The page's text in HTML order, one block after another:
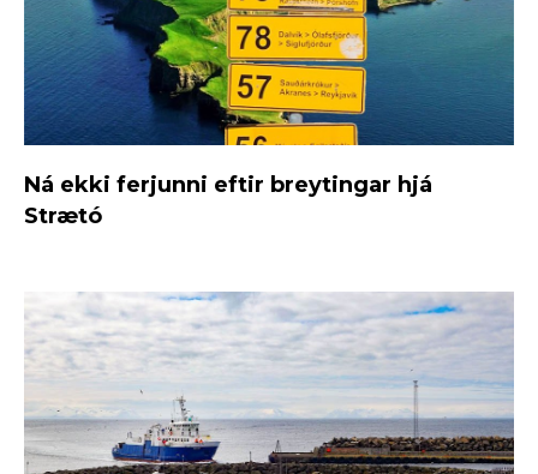
Ná ekki ferjunni eftir breytingar hjá
Strætó